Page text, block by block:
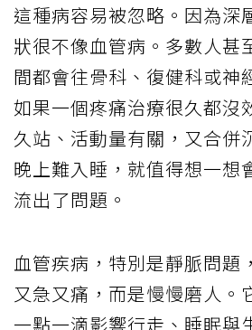
這種病容易被忽略。因為深
狀很不像血管病。多數人甚
間都會往骨科、復健科或神
如果一個疼痛治療很久都沒
久站、活動量有關，又合併
晚上難入睡，就值得想一想
流出了問題。
血管疾病，特別是靜脈問題
又急又痛，而是慢慢磨人。
一點一滴影響行走、睡眠與